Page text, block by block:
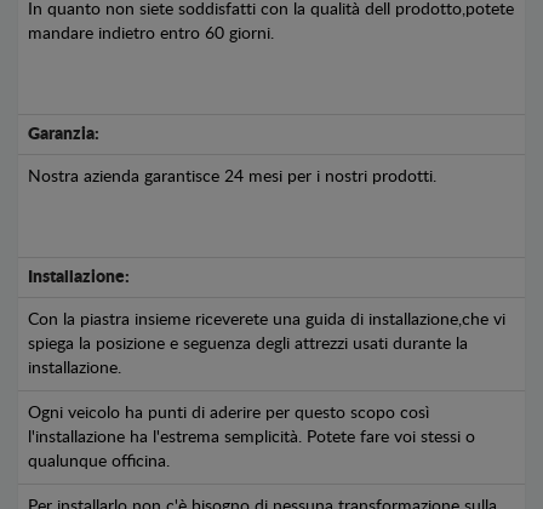
In quanto non siete soddisfatti con la qualità dell prodotto,potete
mandare indietro entro 60 giorni.
Garanzia:
Nostra azienda garantisce 24 mesi per i nostri prodotti.
Installazione:
Con la piastra insieme riceverete una guida di installazione,che vi
spiega la posizione e seguenza degli attrezzi usati durante la
installazione.
Ogni veicolo ha punti di aderire per questo scopo così
l'installazione ha l'estrema semplicità. Potete fare voi stessi o
qualunque officina.